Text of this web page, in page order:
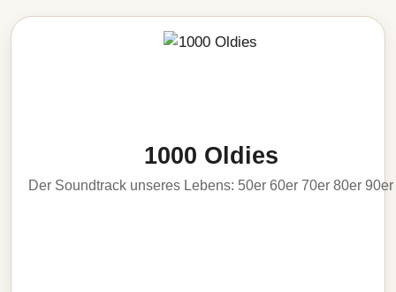
1000 Oldies
Der Soundtrack unseres Lebens: 50er 60er 70er 80er 90er